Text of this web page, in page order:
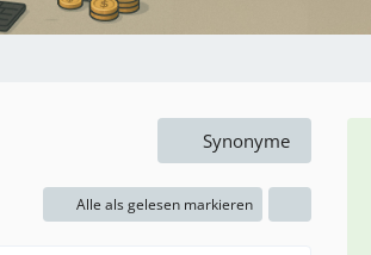
Synonyme
Alle als gelesen markieren